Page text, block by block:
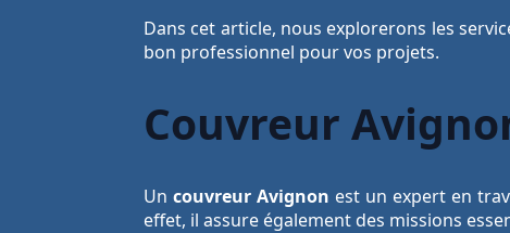
Dans cet article, nous explorerons les
bon professionnel pour vos projets.
Couvreur
Un couvreur Avignon est un expert en
effet, il assure également des missions